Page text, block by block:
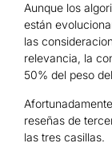
Aunque los
están
las
relevancia, la
50% del peso
reseñas de
las tres casillas.